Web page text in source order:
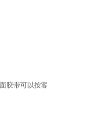
胶带可以按客
格也是可以定